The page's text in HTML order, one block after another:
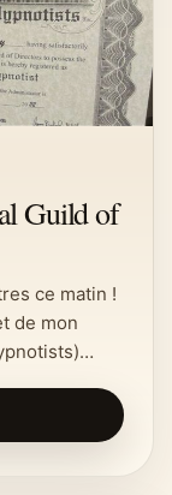
Guild of
ce matin !
de mon